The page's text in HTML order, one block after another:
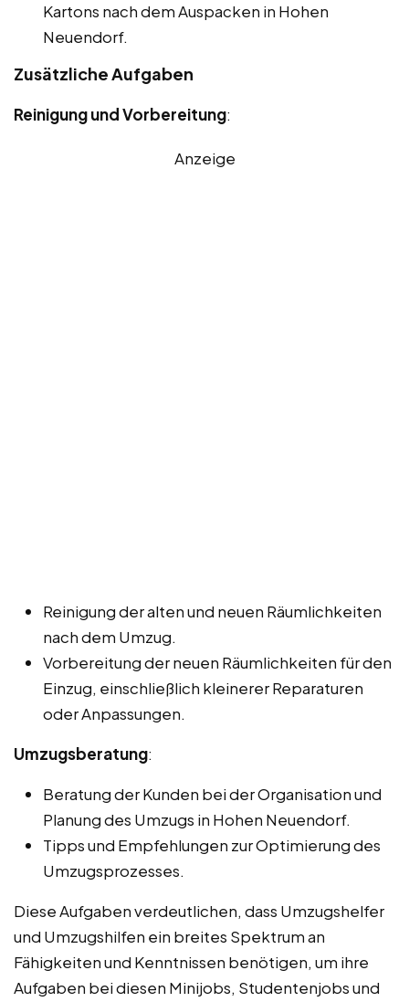
Kartons nach dem Auspacken in Hohen
Neuendorf.
Zusätzliche Aufgaben
Reinigung und Vorbereitung:
Anzeige
Reinigung der alten und neuen Räumlichkeiten
nach dem Umzug.
Vorbereitung der neuen Räumlichkeiten für den
Einzug, einschließlich kleinerer Reparaturen
oder Anpassungen.
Umzugsberatung:
Beratung der Kunden bei der Organisation und
Planung des Umzugs in Hohen Neuendorf.
Tipps und Empfehlungen zur Optimierung des
Umzugsprozesses.
Diese Aufgaben verdeutlichen, dass Umzugshelfer
und Umzugshilfen ein breites Spektrum an
Fähigkeiten und Kenntnissen benötigen, um ihre
Aufgaben bei diesen Minijobs, Studentenjobs und